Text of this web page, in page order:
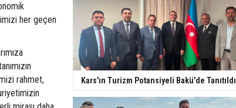
her geçen
rahmet,
Kars'ın Turizm Potansiyeli Bakü'de Tanıtıldı